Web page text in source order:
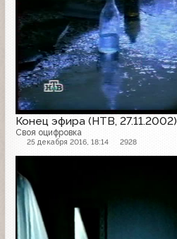
Конец эфира (НТВ, 27.11.2002)
Своя оцифровка
25 декабря 2016, 18:14 2928